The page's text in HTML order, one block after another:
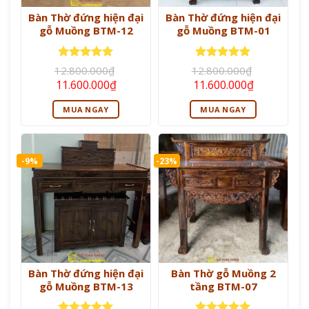
Bàn Thờ đứng hiện đại
gỗ Muồng BTM-12
Được xếp
hạng5 5
sao
12.800.000₫
Giá
gốc
là:
12.800.000₫.
11.600.000₫Giá
hiện
tại
là:
11.600.000₫.
MUA NGAY
Bàn Thờ đứng hiện đại
gỗ Muồng BTM-01
Được xếp
hạng5 5
sao
12.800.000₫
Giá
gốc
là:
12.800.000₫.
11.600.000₫Giá
hiện
tại
là:
MUA NGAY
-9%
Bàn Thờ đứng hiện đại
gỗ Muồng BTM-13
-23%
Bàn Thờ gỗ Muồng 2
tầng BTM-07